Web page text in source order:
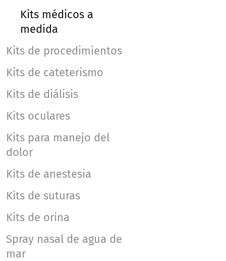
Kits médicos a
medida
Kits de procedimientos
Kits de cateterismo
Kits de diálisis
Kits oculares
Kits para manejo del
dolor
Kits de anestesia
Kits de suturas
Kits de orina
Spray nasal de agua de
mar